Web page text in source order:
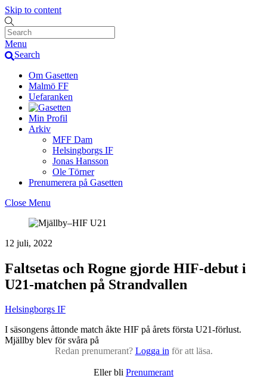
Skip to content
Menu
Search
Om Gasetten
Malmö FF
Uefaranken
Min Profil
Arkiv
MFF Dam
Helsingborgs IF
Jonas Hansson
Ole Törner
Prenumerera på Gasetten
Close Menu
12 juli, 2022
Faltsetas och Rogne gjorde HIF-debut i
U21-matchen på Strandvallen
Helsingborgs IF
I säsongens åttonde match åkte HIF på årets första U21-förlust.
Mjällby blev för svåra på
Redan prenumerant? Logga in för att läsa.
Eller bli Prenumerant